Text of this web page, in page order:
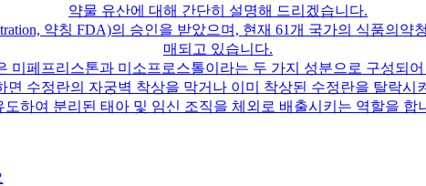
약물 유산에 대해 간단히 설명해 드리겠습니다.
약칭 FDA)의 승인을 받았으며, 현재 61개 국가의 식품의
매되고 있습니다.
미페프리스톤과 미소프로스톨이라는 두 가지 성분으로 구성되
면 수정란의 자궁벽 착상을 막거나 이미 착상된 수정란을 탈락시
하여 분리된 태아 및 임신 조직을 체외로 배출시키는 역할을 합